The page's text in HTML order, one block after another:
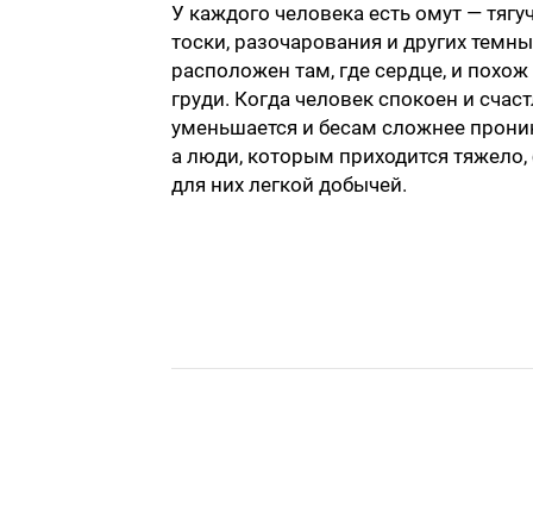
У каждого человека есть омут —
тоски, разочарования и других
расположен там, где сердце, и
груди. Когда человек спокоен и
уменьшается и бесам сложнее
а люди, которым приходится тяжело,
для них легкой добычей.